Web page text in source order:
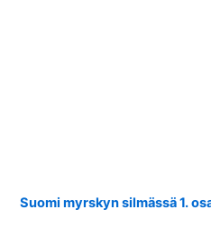
Suomi myrskyn silmässä 1.